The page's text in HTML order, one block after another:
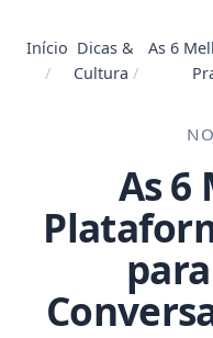
Início
/
Dicas &
Cultura /
As 6
As 6